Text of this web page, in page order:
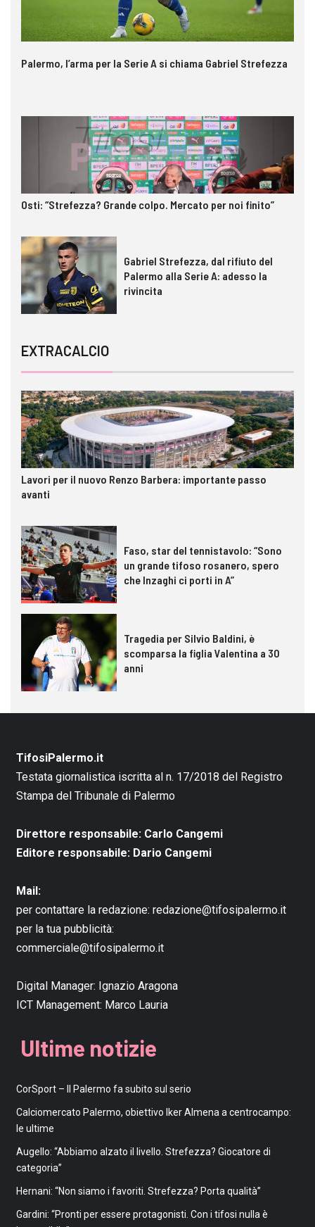
Palermo, l’arma per la Serie A si chiama Gabriel Strefezza
Osti: “Strefezza? Grande colpo. Mercato per noi finito”
Gabriel Strefezza, dal rifiuto del
Palermo alla Serie A: adesso la
rivincita
EXTRACALCIO
Lavori per il nuovo Renzo Barbera: importante passo
avanti
Faso, star del tennistavolo: “Sono
un grande tifoso rosanero, spero
che Inzaghi ci porti in A”
Tragedia per Silvio Baldini, è
scomparsa la figlia Valentina a 30
anni
TifosiPalermo.it
Testata giornalistica iscritta al n. 17/2018 del Registro
Stampa del Tribunale di Palermo
Direttore responsabile: Carlo Cangemi
Editore responsabile: Dario Cangemi
Mail:
per contattare la redazione: redazione@tifosipalermo.it
per la tua pubblicità:
commerciale@tifosipalermo.it
Digital Manager: Ignazio Aragona
ICT Management: Marco Lauria
Ultime notizie
CorSport – Il Palermo fa subito sul serio
Calciomercato Palermo, obiettivo Iker Almena a centrocampo:
le ultime
Augello: “Abbiamo alzato il livello. Strefezza? Giocatore di
categoria”
Hernani: “Non siamo i favoriti. Strefezza? Porta qualità”
Gardini: “Pronti per essere protagonisti. Con i tifosi nulla è